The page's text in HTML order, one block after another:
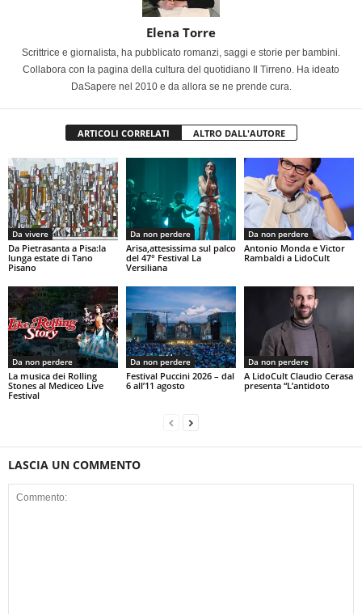
Elena Torre
Scrittrice e giornalista, ha pubblicato romanzi, saggi e storie per bambini.
Collabora con la pagina della cultura del quotidiano Il Tirreno. Ha ideato
DaSapere nel 2010 e da allora se ne prende cura.
ARTICOLI CORRELATI ALTRO DALL'AUTORE
Da vivere
Da Pietrasanta a Pisa:la
lunga estate di Tano
Pisano
Da non perdere
Arisa,attesissima sul palco
del 47° Festival La
Versiliana
Da non perdere
Antonio Monda e Victor
Rambaldi a LidoCult
Da non perdere
La musica dei Rolling
Stones al Mediceo Live
Festival
Da non perdere
Festival Puccini 2026 – dal
6 all’11 agosto
Da non perdere
A LidoCult Claudio Cerasa
presenta “L’antidoto
LASCIA UN COMMENTO